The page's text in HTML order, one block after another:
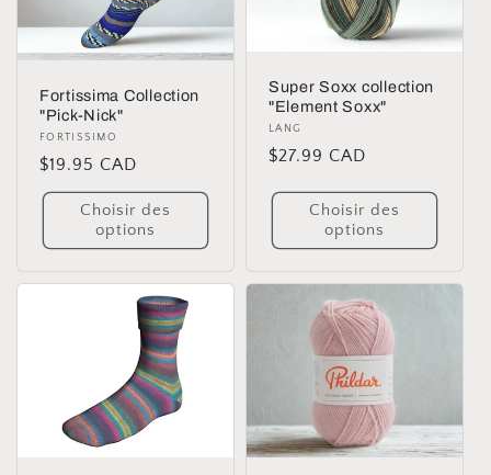
Fortissima Collection
"Pick-Nick"
Distributeur :
FORTISSIMO
Prix
habituel
$19.95 CAD
Choisir des
options
Super Soxx collection
"Element Soxx"
Distributeur :
LANG
Prix
$27.99 CAD
Choisir des
options